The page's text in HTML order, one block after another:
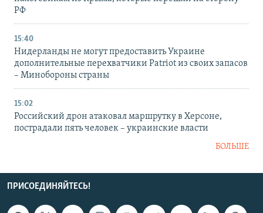
РФ
15:40
Нидерланды не могут предоставить Украине
дополнительные перехватчики Patriot из своих запасов
– Минобороны страны
15:02
Российский дрон атаковал маршрутку в Херсоне,
пострадали пять человек – украинские власти
БОЛЬШЕ
ПРИСОЕДИНЯЙТЕСЬ!